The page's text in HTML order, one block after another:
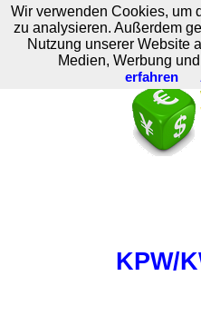
M. Brodski Software
KPW/
Wir verwenden Cookies, um
zu analysieren. Außerdem
Nutzung unserer Website
Medien, Werbung
erfahren